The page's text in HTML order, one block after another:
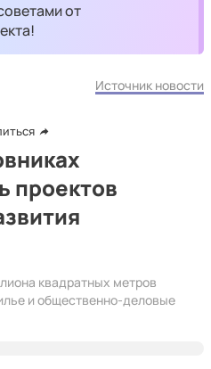
от
Источник новости
проектов
квадратных метров
и общественно-деловые